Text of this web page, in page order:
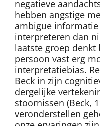
negatieve
hebben angstige
ambigue informatie
interpreteren dan
laatste groep
persoon vast erg
interpretatiebias.
Beck in zijn
dergelijke
stoornissen (Beck,
veronderstellen